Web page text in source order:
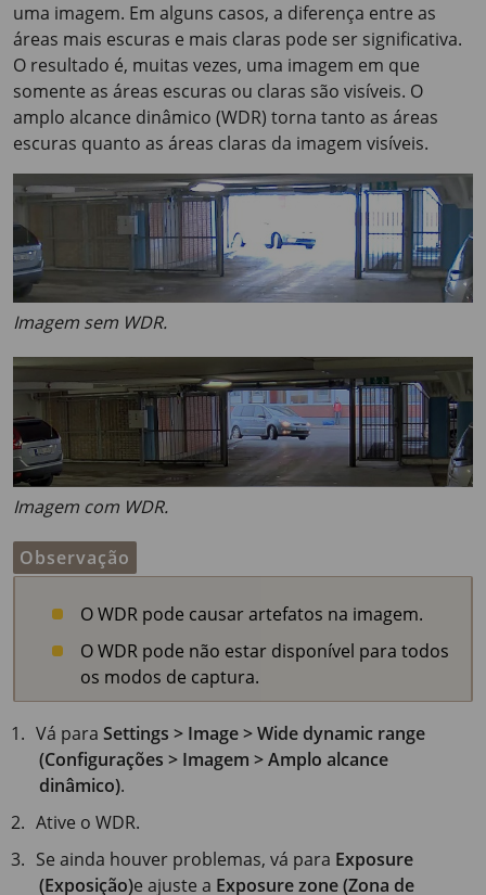
uma imagem. Em alguns casos, a diferença entre as
áreas mais escuras e mais claras pode ser significativa.
O resultado é, muitas vezes, uma imagem em que
somente as áreas escuras ou claras são visíveis. O
amplo alcance dinâmico (WDR) torna tanto as áreas
escuras quanto as áreas claras da imagem visíveis.
Imagem sem WDR.
Imagem com WDR.
Observação
O WDR pode causar artefatos na imagem.
O WDR pode não estar disponível para todos
os modos de captura.
Vá paraSettings > Image > Wide dynamic range
(Configurações > Imagem > Amplo alcance
dinâmico).
Ative o WDR.
Se ainda houver problemas, vá para Exposure
(Exposição)e ajuste a Exposure zone (Zona de